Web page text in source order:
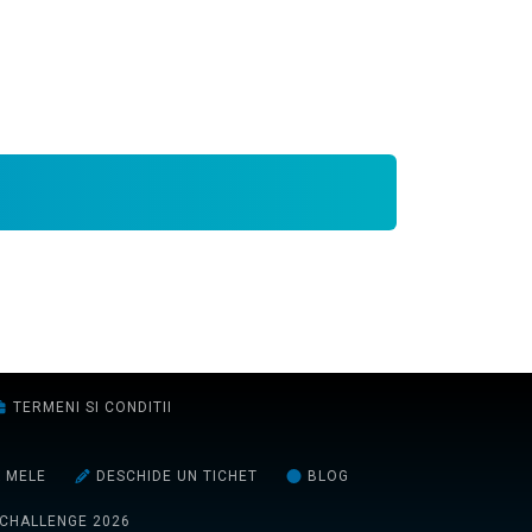
TERMENI SI CONDITII
MELE DESCHIDE UN TICHET BLOG
2026